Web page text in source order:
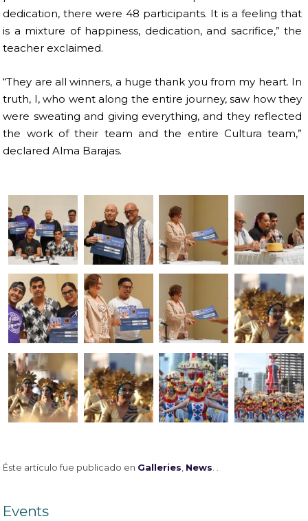
dedication, there were 48 participants. It is a feeling that
is a mixture of happiness, dedication, and sacrifice,” the
teacher exclaimed.
“They are all winners, a huge thank you from my heart. In
truth, I, who went along the entire journey, saw how they
were sweating and giving everything, and they reflected
the work of their team and the entire Cultura team,”
declared Alma Barajas.
Éste artículo fue publicado en Galleries, News. .
Events